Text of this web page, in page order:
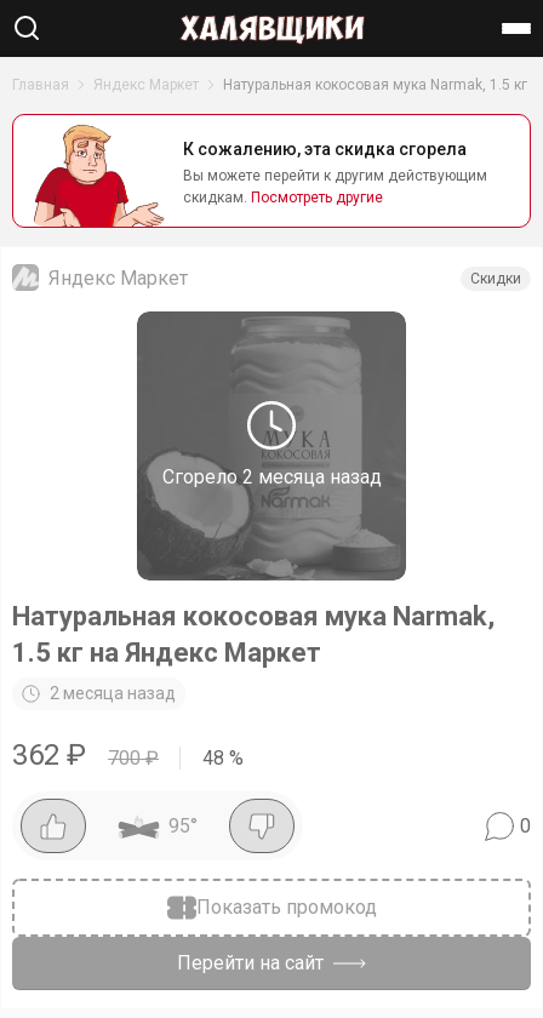
Найти
Главная Яндекс Маркет Натуральная кокосовая мука Narmak, 1.5 кг
К сожалению, эта скидка сгорела
Вы можете перейти к другим действующим
скидкам. Посмотреть другие
Сгорело 2 месяца назад
Яндекс Маркет Скидки
Натуральная кокосовая мука Narmak,
1.5 кг на Яндекс Маркет
2 месяца назад
362 ₽ 700₽ 48 %
95° 0
Показать промокод
Перейти на сайт